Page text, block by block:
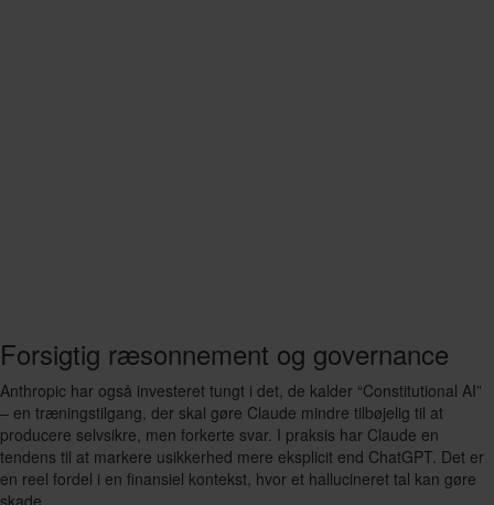
Forsigtig ræsonnement og governance
Anthropic har også investeret tungt i det, de kalder “Constitutional AI”
– en træningstilgang, der skal gøre Claude mindre tilbøjelig til at
producere selvsikre, men forkerte svar. I praksis har Claude en
tendens til at markere usikkerhed mere eksplicit end ChatGPT. Det er
en reel fordel i en finansiel kontekst, hvor et hallucineret tal kan gøre
skade.